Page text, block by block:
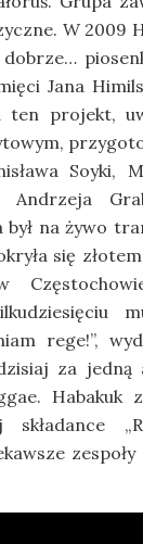
W 2009
Jana
ten projekt,
Soyki,
Andrzeja
był na żywo
się
rege!”,
za jedną
Habakuk
składance